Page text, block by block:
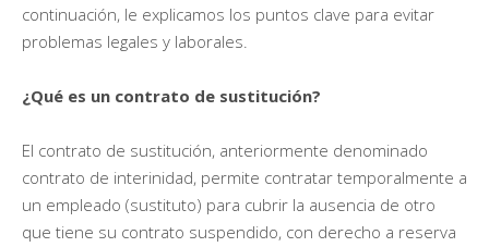
continuación, le explicamos los puntos clave para evitar
problemas legales y laborales.
¿Qué es un contrato de sustitución?
El contrato de sustitución, anteriormente denominado
contrato de interinidad, permite contratar temporalmente a
un empleado (sustituto) para cubrir la ausencia de otro
que tiene su contrato suspendido, con derecho a reserva